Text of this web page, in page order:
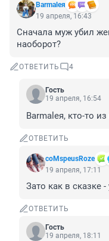
Barmaleя
19 апреля, 16:43
Сначала муж убил
наоборот?
ОТВЕТИТЬ 4
Гость
19 апреля, 16:54
Barmaleя, кто-то
ОТВЕТИТЬ
coMspeusRoze
19 апреля, 17:11
Зато как в сказке
ОТВЕТИТЬ
Гость
19 апреля, 18:11